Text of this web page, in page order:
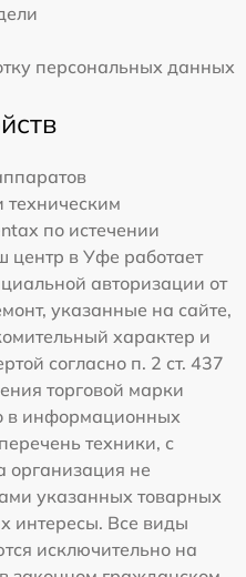
персональных данных
по истечении
центр в Уфе работает
авторизации от
указанные на сайте,
характер и
согласно п. 2 ст. 437
торговой марки
в информационных
техники, с
организация не
указанных товарных
интересы. Все виды
исключительно на